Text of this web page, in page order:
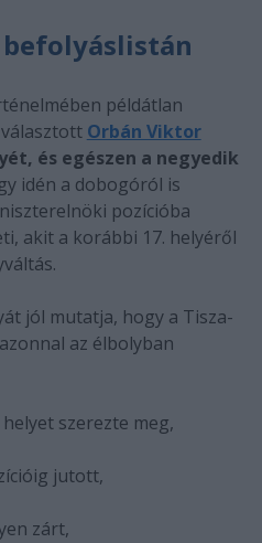
példátlan
Orbán Viktor
és egészen a negyedik
idén a dobogóról is
pozícióba
akit a korábbi 17. helyéről
jól mutatja, hogy a Tisza-
az élbolyban
helyet szerezte meg,
jutott,
zárt,